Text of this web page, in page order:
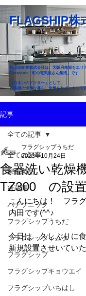
FLAGSHIP株
FLAGSHIP株式会社は、大阪府南部をエリ
Panasonic「町の電気屋さん集団」です
「住まいのドクター」として、
お客様の快適な暮らし全般をサポートして
記事
全ての記事
家電製品
冷蔵庫
パナソニック
フラグシップうちだ
フラグシップイムタ
フラグシップ
フラグシップキョウエイ
フラグシップいちはし
全ての記事
食器洗い乾燥
TZ300 の設置
フラグシップうちだ
2023年10月24日
こんにちは！　フラ
内田です(^^♪
今日は　久しぶりに
新規設置させいてい